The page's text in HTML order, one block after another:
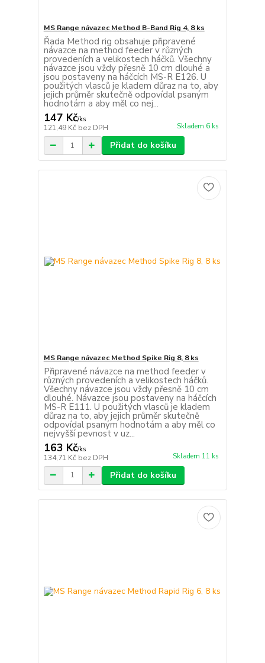
MS Range návazec Method B-Band Rig 4, 8 ks
Řada Method rig obsahuje připravené
návazce na method feeder v různých
provedeních a velikostech háčků. Všechny
návazce jsou vždy přesně 10 cm dlouhé a
jsou postaveny na háčcích MS-R E126. U
použitých vlasců je kladem důraz na to, aby
jejich průměr skutečně odpovídal psaným
hodnotám a aby měl co nej...
147 Kč/ks
121,49 Kč bez DPH Skladem 6 ks
Přidat do košíku
MS Range návazec Method Spike Rig 8, 8 ks
Připravené návazce na method feeder v
různých provedeních a velikostech háčků.
Všechny návazce jsou vždy přesně 10 cm
dlouhé. Návazce jsou postaveny na háčcích
MS-R E111. U použitých vlasců je kladem
důraz na to, aby jejich průměr skutečně
odpovídal psaným hodnotám a aby měl co
nejvyšší pevnost v uz...
163 Kč/ks
134,71 Kč bez DPH Skladem 11 ks
Přidat do košíku